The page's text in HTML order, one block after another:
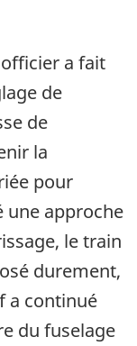
a fait
de
de
la
pour
une approche
le train
durement,
a continué
du fuselage